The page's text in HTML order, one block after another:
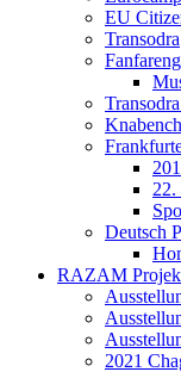
EU
Transodra
22.
Deutsch
RAZAM
2021